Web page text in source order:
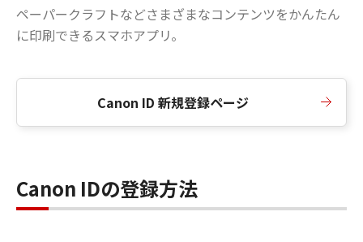
ペーパークラフトなどさまざまなコンテンツをかんたん
に印刷できるスマホアプリ。
Canon ID 新規登録ページ
Canon IDの登録方法